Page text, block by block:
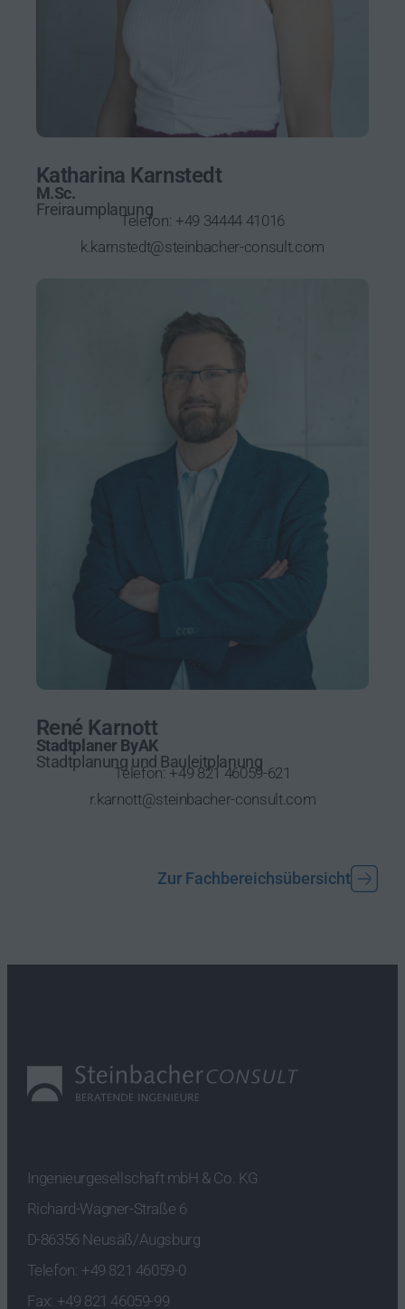
Katharina Karnstedt
M.Sc.
Freiraumplanung
Telefon: +49 34444 41016
k.karnstedt@steinbacher-consult.com
René Karnott
Stadtplaner ByAK
Stadtplanung und Bauleitplanung
Telefon:+49 821 46059-621
r.karnott@steinbacher-consult.com
Zur Fachbereichsübersicht
Ingenieurgesellschaft mbH & Co. KG
Richard-Wagner-Straße 6
D-86356 Neusäß/Augsburg
Telefon: +49 821 46059-0
Fax: +49 821 46059-99